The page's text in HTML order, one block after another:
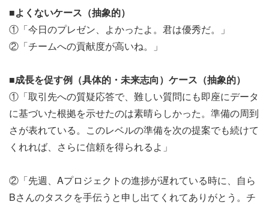
■よくないケース（抽象的）
①「今日のプレゼン、よかったよ。君は優秀だ。」
②「チームへの貢献度が高いね。」
■成長を促す例（具体的・未来志向）ケース（抽象的）
①「取引先への質疑応答で、難しい質問にも即座にデータ
に基づいた根拠を示せたのは素晴らしかった。準備の周到
さが表れている。このレベルの準備を次の提案でも続けて
くれれば、さらに信頼を得られるよ」
②「先週、Aプロジェクトの進捗が遅れている時に、自ら
Bさんのタスクを手伝うと申し出てくれてありがとう。チ